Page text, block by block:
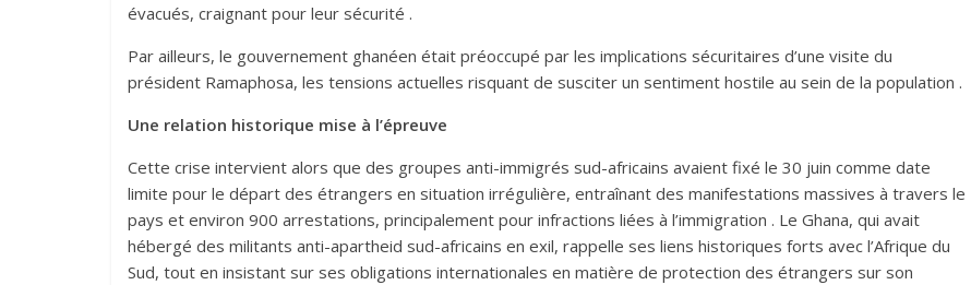
évacués, craignant pour leur sécurité .
Par ailleurs, le gouvernement ghanéen était préoccupé par les implications sécuritaires d’une visite du
président Ramaphosa, les tensions actuelles risquant de susciter un sentiment hostile au sein de la population .
Une relation historique mise à l’épreuve
Cette crise intervient alors que des groupes anti-immigrés sud-africains avaient fixé le 30 juin comme date
limite pour le départ des étrangers en situation irrégulière, entraînant des manifestations massives à travers le
pays et environ 900 arrestations, principalement pour infractions liées à l’immigration . Le Ghana, qui avait
hébergé des militants anti-apartheid sud-africains en exil, rappelle ses liens historiques forts avec l’Afrique du
Sud, tout en insistant sur ses obligations internationales en matière de protection des étrangers sur son